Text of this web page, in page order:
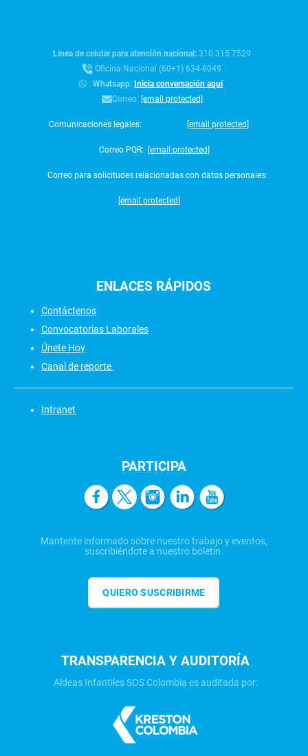
Línea de celular para atención nacional:310 315 7529
Oficina Nacional (60+1) 634-8049
:Whatsapp: Inicia conversación aquí
Correo: [email protected]
Comunicaciones legales: [email protected]
Correo PQR: [email protected]
Correo para solicitudes relacionadas con datos personales:
[email protected]
ENLACES RÁPIDOS
Contáctenos
Convocatorias Laborales
Únete Hoy
Canal de reporte
Intranet
PARTICIPA
Mantente informado sobre nuestro trabajo y eventos,
suscribiéndote a nuestro boletín.
QUIERO SUSCRIBIRME
TRANSPARENCIA Y AUDITORÍA
Aldeas Infantiles SOS Colombia es auditada por: